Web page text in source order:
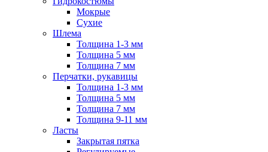
Мокрые
Сухие
Шлема
Толщина 1-3 мм
Толщина 5 мм
Толщина 7 мм
Перчатки, рукавицы
Толщина 1-3 мм
Толщина 5 мм
Толщина 7 мм
Толщина 9-11 мм
Ласты
Закрытая пятка